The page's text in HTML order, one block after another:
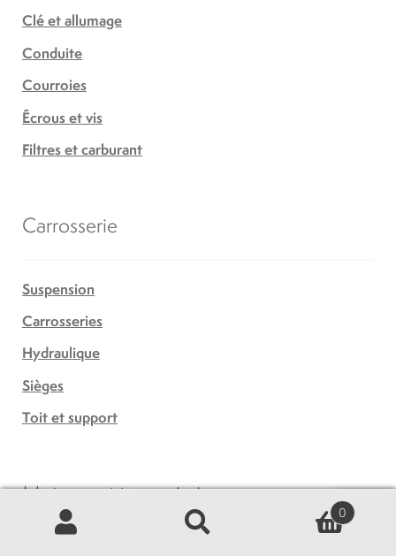
Clé et allumage
Conduite
Courroies
Écrous et vis
Filtres et carburant
Carrosserie
Suspension
Carrosseries
Hydraulique
Sièges
Toit et support
Moteurs et transmissions
Recherche
Recherche
0